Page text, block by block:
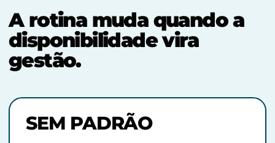
A rotina muda quando a
disponibilidade vira
gestão.
SEM PADRÃO